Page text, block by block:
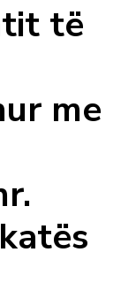
të
me